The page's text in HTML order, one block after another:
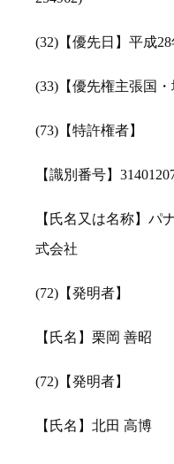
(32)【優先日】平成28
(33)【優先権主張国
(73)【特許権者】
【識別番号】
【氏名又は名称】パ
式会社
(72)【発明者】
【氏名】栗岡 善昭
(72)【発明者】
【氏名】北田 高博